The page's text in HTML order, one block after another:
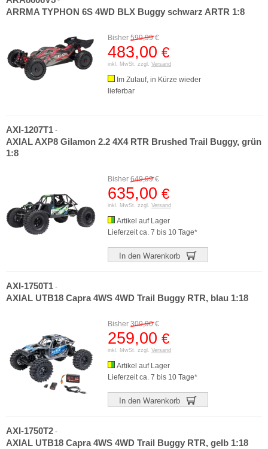
ARRMA TYPHON 6S 4WD BLX Buggy schwarz ARTR 1:8
Bisher 599,99€
483,00 €
inkl. MwSt. zzgl. Versand
Im Zulauf, in Kürze wieder
lieferbar
AXI-1207T1 -
AXIAL AXP8 Gilamon 2.2 4X4 RTR Brushed Trail Buggy, grün
1:8
Bisher 649,99€
635,00 €
inkl. MwSt. zzgl. Versand
Artikel auf Lager
Lieferzeit ca. 7 bis 10 Tage*
In den Warenkorb
AXI-1750T1 -
AXIAL UTB18 Capra 4WS 4WD Trail Buggy RTR, blau 1:18
Bisher 309,90€
259,00 €
inkl. MwSt. zzgl. Versand
Artikel auf Lager
Lieferzeit ca. 7 bis 10 Tage*
In den Warenkorb
AXI-1750T2 -
AXIAL UTB18 Capra 4WS 4WD Trail Buggy RTR, gelb 1:18